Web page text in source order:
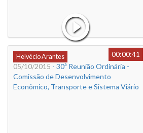
Helvécio Arantes
00:00:41
05/10/2015 - 30ª Reunião Ordinária -
Comissão de Desenvolvimento
Econômico, Transporte e Sistema Viário